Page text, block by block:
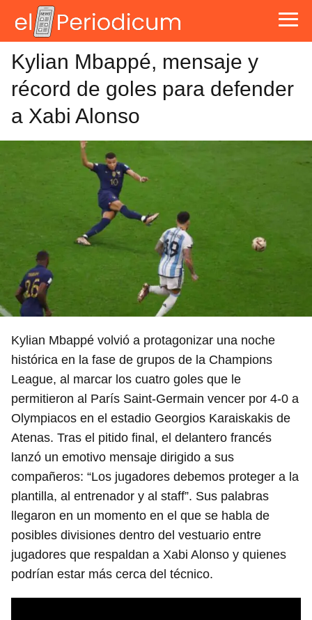
Kylian Mbappé, mensaje y
récord de goles para defender
a Xabi Alonso
Kylian Mbappé volvió a protagonizar una noche
histórica en la fase de grupos de la Champions
League, al marcar los cuatro goles que le
permitieron al París Saint‑Germain vencer por 4‑0 a
Olympiacos en el estadio Georgios Karaiskakis de
Atenas. Tras el pitido final, el delantero francés
lanzó un emotivo mensaje dirigido a sus
compañeros: “Los jugadores debemos proteger a la
plantilla, al entrenador y al staff”. Sus palabras
llegaron en un momento en el que se habla de
posibles divisiones dentro del vestuario entre
jugadores que respaldan a Xabi Alonso y quienes
podrían estar más cerca del técnico.